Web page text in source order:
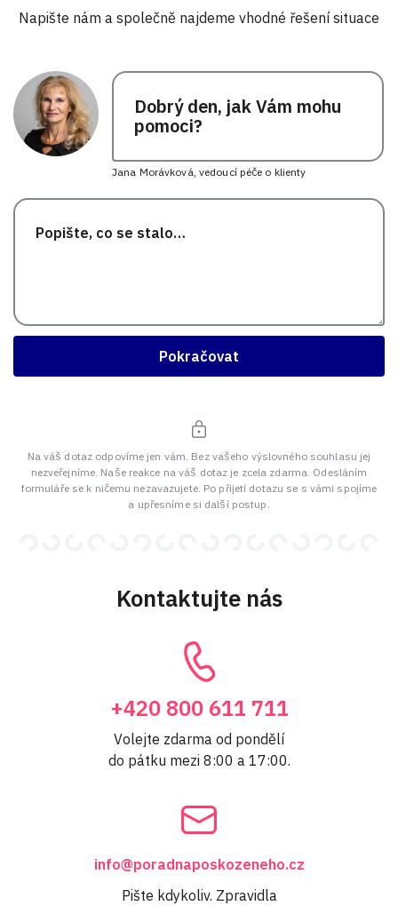
Napište nám a společně najdeme vhodné řešení situace
Dobrý den, jak Vám mohu
pomoci?
Jana Morávková, vedoucí péče o klienty
Pokračovat
Na váš dotaz odpovíme jen vám. Bez vašeho výslovného souhlasu jej
nezveřejníme. Naše reakce na váš dotaz je zcela zdarma. Odesláním
formuláře se k ničemu nezavazujete. Po přijetí dotazu se s vámi spojíme
a upřesníme si další postup.
Kontaktujte nás
+420 800 611 711
Volejte zdarma od pondělí
do pátku mezi 8:00 a 17:00.
info@poradnaposkozeneho.cz
Pište kdykoliv. Zpravidla